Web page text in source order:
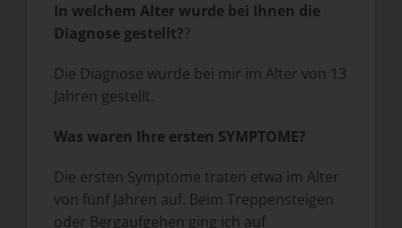
In welchem Alter wurde bei Ihnen die
Diagnose gestellt??
Die Diagnose wurde bei mir im Alter von 13
Jahren gestellt.
Was waren Ihre ersten SYMPTOME?
Die ersten Symptome traten etwa im Alter
von fünf Jahren auf. Beim Treppensteigen
oder Bergaufgehen ging ich auf